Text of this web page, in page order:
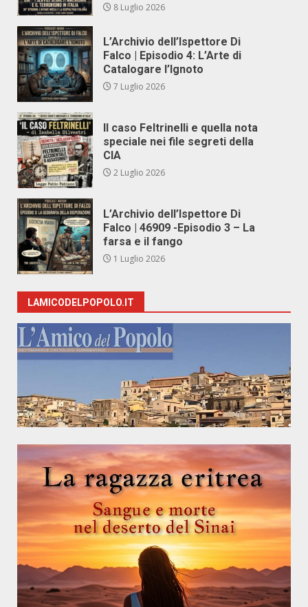
8 Luglio 2026
L’Archivio dell’Ispettore Di
Falco | Episodio 4: L’Arte di
Catalogare l’Ignoto
7 Luglio 2026
Il caso Feltrinelli e quella nota
speciale nei file segreti della
CIA
2 Luglio 2026
L’Archivio dell’Ispettore Di
Falco | 46909 -Episodio 3 – La
farsa e il fango
1 Luglio 2026
LAMICODELPOPOLO.IT